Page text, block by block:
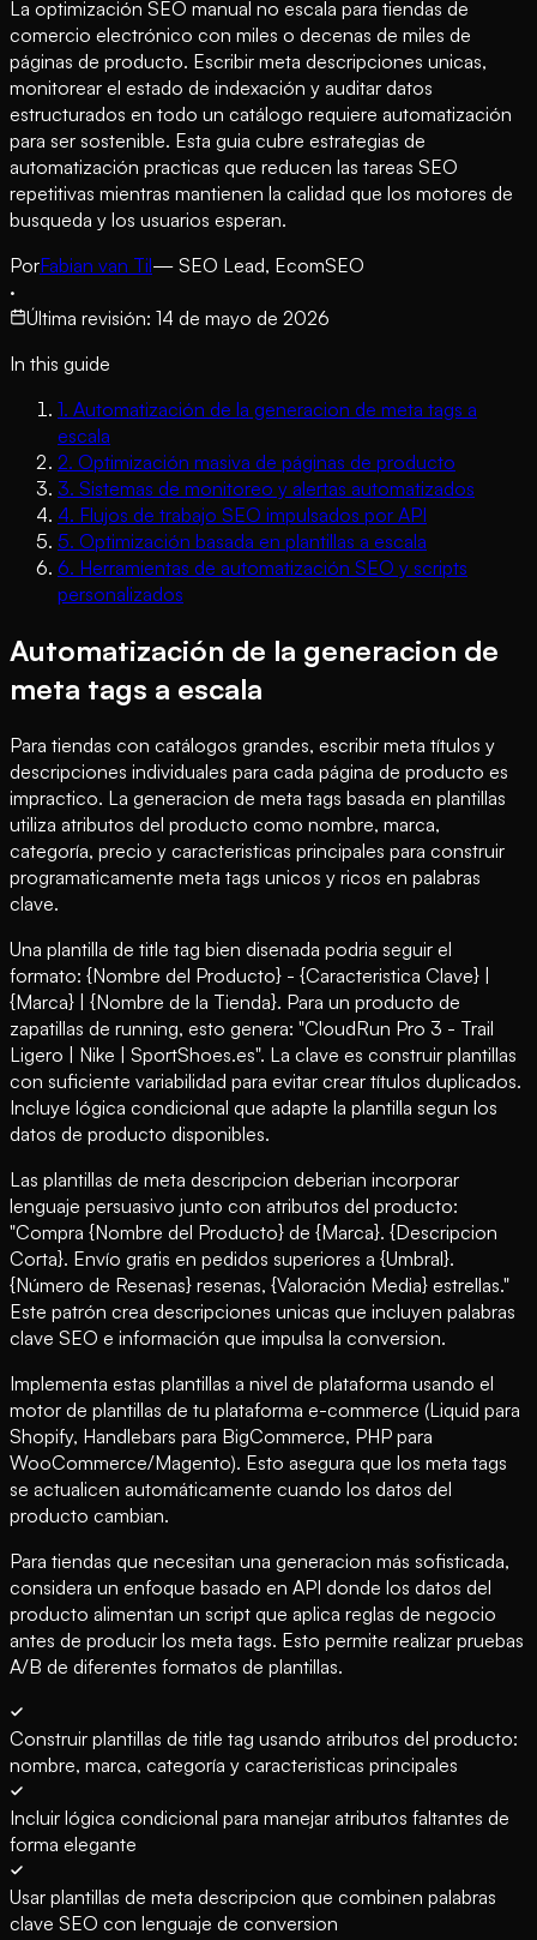
La optimización SEO manual no escala para tiendas de
comercio electrónico con miles o decenas de miles de
páginas de producto. Escribir meta descripciones unicas,
monitorear el estado de indexación y auditar datos
estructurados en todo un catálogo requiere automatización
para ser sostenible. Esta guia cubre estrategias de
automatización practicas que reducen las tareas SEO
repetitivas mientras mantienen la calidad que los motores de
busqueda y los usuarios esperan.
PorFabian van Til— SEO Lead, EcomSEO
·
Última revisión: 14 de mayo de 2026
In this guide
1. Automatización de la generacion de meta tags a
escala
2. Optimización masiva de páginas de producto
3. Sistemas de monitoreo y alertas automatizados
4. Flujos de trabajo SEO impulsados por API
5. Optimización basada en plantillas a escala
6. Herramientas de automatización SEO y scripts
personalizados
Automatización de la generacion de
meta tags a escala
Para tiendas con catálogos grandes, escribir meta títulos y
descripciones individuales para cada página de producto es
impractico. La generacion de meta tags basada en plantillas
utiliza atributos del producto como nombre, marca,
categoría, precio y caracteristicas principales para construir
programaticamente meta tags unicos y ricos en palabras
clave.
Una plantilla de title tag bien disenada podria seguir el
formato: {Nombre del Producto} - {Caracteristica Clave} |
{Marca} | {Nombre de la Tienda}. Para un producto de
zapatillas de running, esto genera: "CloudRun Pro 3 - Trail
Ligero | Nike | SportShoes.es". La clave es construir plantillas
con suficiente variabilidad para evitar crear títulos duplicados.
Incluye lógica condicional que adapte la plantilla segun los
datos de producto disponibles.
Las plantillas de meta descripcion deberian incorporar
lenguaje persuasivo junto con atributos del producto:
"Compra {Nombre del Producto} de {Marca}. {Descripcion
Corta}. Envío gratis en pedidos superiores a {Umbral}.
{Número de Resenas} resenas, {Valoración Media} estrellas."
Este patrón crea descripciones unicas que incluyen palabras
clave SEO e información que impulsa la conversion.
Implementa estas plantillas a nivel de plataforma usando el
motor de plantillas de tu plataforma e-commerce (Liquid para
Shopify, Handlebars para BigCommerce, PHP para
WooCommerce/Magento). Esto asegura que los meta tags
se actualicen automáticamente cuando los datos del
producto cambian.
Para tiendas que necesitan una generacion más sofisticada,
considera un enfoque basado en API donde los datos del
producto alimentan un script que aplica reglas de negocio
antes de producir los meta tags. Esto permite realizar pruebas
A/B de diferentes formatos de plantillas.
Construir plantillas de title tag usando atributos del producto:
nombre, marca, categoría y caracteristicas principales
Incluir lógica condicional para manejar atributos faltantes de
forma elegante
Usar plantillas de meta descripcion que combinen palabras
clave SEO con lenguaje de conversion